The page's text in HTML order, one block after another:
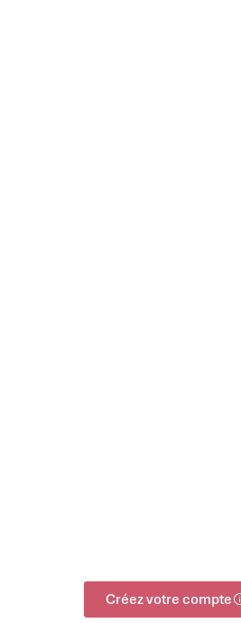
Créez votre compte